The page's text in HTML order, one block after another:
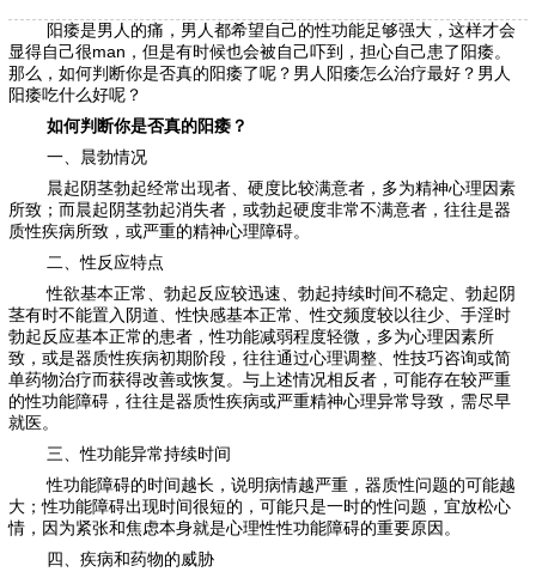
阳痿是男人的痛，男人都希望自己的性功能足够强大，这样才会
显得自己很man，但是有时候也会被自己吓到，担心自己患了阳痿。
那么，如何判断你是否真的阳痿了呢？男人阳痿怎么治疗最好？男人
阳痿吃什么好呢？
如何判断你是否真的阳痿？
一、晨勃情况
晨起阴茎勃起经常出现者、硬度比较满意者，多为精神心理因素
所致；而晨起阴茎勃起消失者，或勃起硬度非常不满意者，往往是器
质性疾病所致，或严重的精神心理障碍。
二、性反应特点
性欲基本正常、勃起反应较迅速、勃起持续时间不稳定、勃起阴
茎有时不能置入阴道、性快感基本正常、性交频度较以往少、手淫时
勃起反应基本正常的患者，性功能减弱程度轻微，多为心理因素所
致，或是器质性疾病初期阶段，往往通过心理调整、性技巧咨询或简
单药物治疗而获得改善或恢复。与上述情况相反者，可能存在较严重
的性功能障碍，往往是器质性疾病或严重精神心理异常导致，需尽早
就医。
三、性功能异常持续时间
性功能障碍的时间越长，说明病情越严重，器质性问题的可能越
大；性功能障碍出现时间很短的，可能只是一时的性问题，宜放松心
情，因为紧张和焦虑本身就是心理性性功能障碍的重要原因。
四、疾病和药物的威胁